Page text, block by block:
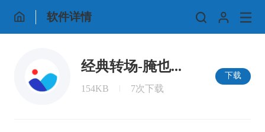
软件详情
经典转场-腌也...
154KB 7次下载
下载